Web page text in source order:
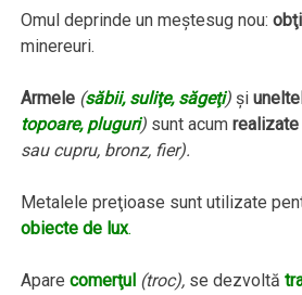
Omul deprinde un meştesug nou:
minereuri.
Armele (săbii, suliţe, săgeţi) şi
topoare, pluguri) sunt acum
sau cupru, bronz, fier).
Metalele preţioase sunt utilizate
obiecte de lux.
Aparecomerţul (troc), se dezvoltă